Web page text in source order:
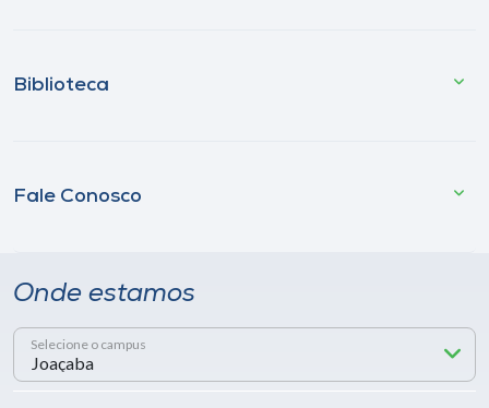
Biblioteca
Fale Conosco
Onde estamos
Selecione o campus